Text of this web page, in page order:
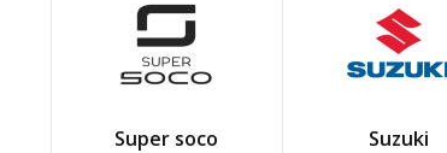
Super soco Suzuki